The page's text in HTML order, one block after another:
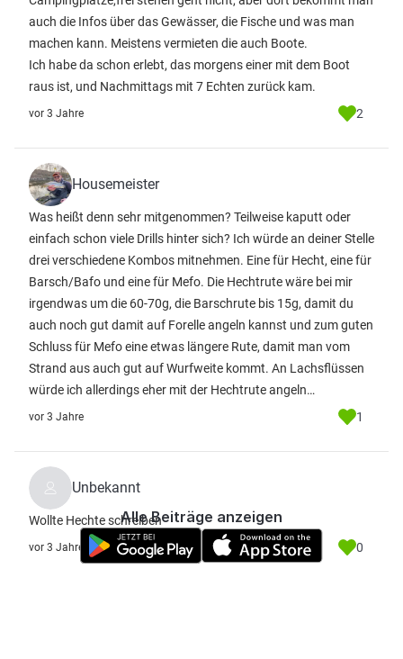
auch die Infos über das Gewässer, die Fische und was man
machen kann. Meistens vermieten die auch Boote.
Ich habe da schon erlebt, das morgens einer mit dem Boot
raus ist, und Nachmittags mit 7 Echten zurück kam.
vor 3 Jahre 2
Housemeister
Was heißt denn sehr mitgenommen? Teilweise kaputt oder
einfach schon viele Drills hinter sich? Ich würde an deiner Stelle
drei verschiedene Kombos mitnehmen. Eine für Hecht, eine für
Barsch/Bafo und eine für Mefo. Die Hechtrute wäre bei mir
irgendwas um die 60-70g, die Barschrute bis 15g, damit du
auch noch gut damit auf Forelle angeln kannst und zum guten
Schluss für Mefo eine etwas längere Rute, damit man vom
Strand aus auch gut auf Wurfweite kommt. An Lachsflüssen
würde ich allerdings eher mit der Hechtrute angeln…
vor 3 Jahre 1
Unbekannt
Wollte Hechte schreiben
vor 3 Jahre 0
Alle Beiträge anzeigen